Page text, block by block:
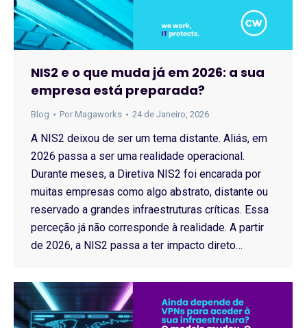
NIS2 e o que muda já em 2026: a sua
empresa está preparada?
Blog Por Magaworks 24 de Janeiro, 2026
A NIS2 deixou de ser um tema distante. Aliás, em
2026 passa a ser uma realidade operacional.
Durante meses, a Diretiva NIS2 foi encarada por
muitas empresas como algo abstrato, distante ou
reservado a grandes infraestruturas críticas. Essa
perceção já não corresponde à realidade. A partir
de 2026, a NIS2 passa a ter impacto direto…